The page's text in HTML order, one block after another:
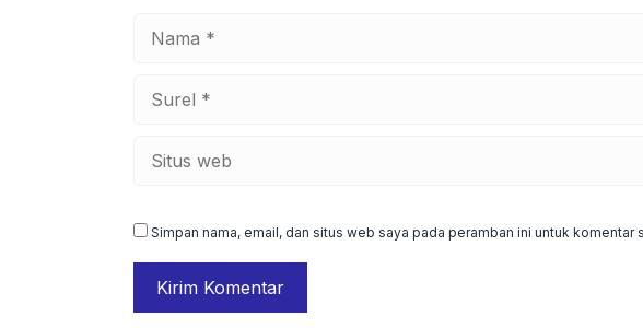
Simpan nama, email, dan situs web saya pada peramban ini untuk komentar